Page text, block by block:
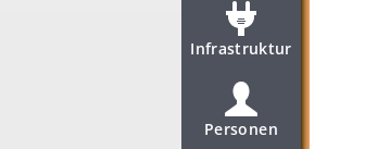
Infrastruktur
Personen